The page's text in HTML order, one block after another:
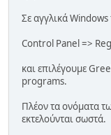
Σε αγγλικά
Control Panel =>
και επιλέγουμε
programs.
Πλέον τα ονόματα
εκτελούνται σωστά.